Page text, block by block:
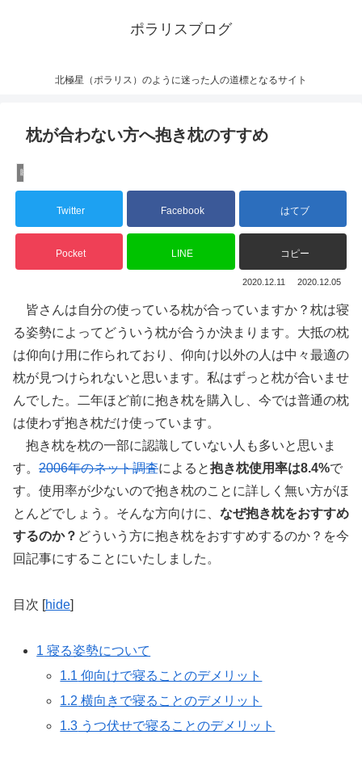
ポラリスブログ
北極星（ポラリス）のように迷った人の道標となるサイト
枕が合わない方へ抱き枕のすすめ
睡眠
Twitter Facebook はてブ
Pocket LINE コピー
2020.12.11 2020.12.05
皆さんは自分の使っている枕が合っていますか？枕は寝
る姿勢によってどういう枕が合うか決まります。大抵の枕
は仰向け用に作られており、仰向け以外の人は中々最適の
枕が見つけられないと思います。私はずっと枕が合いませ
んでした。二年ほど前に抱き枕を購入し、今では普通の枕
は使わず抱き枕だけ使っています。
抱き枕を枕の一部に認識していない人も多いと思いま
す。 2006年のネット調査によると抱き枕使用率は8.4%で
す。使用率が少ないので抱き枕のことに詳しく無い方がほ
とんどでしょう。そんな方向けに、 なぜ抱き枕をおすすめ
するのか？ どういう方に抱き枕をおすすめするのか？を今
回記事にすることにいたしました。
目次 [hide]
1 寝る姿勢について
1.1 仰向けで寝ることのデメリット
1.2 横向きで寝ることのデメリット
1.3 うつ伏せで寝ることのデメリット